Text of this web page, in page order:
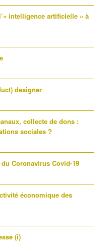
intelligence artificielle » à
designer
collecte de dons :
sociales ?
Coronavirus Covid-19
économique des
(i)